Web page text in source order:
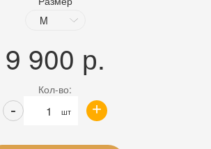
9 900 р.
Кол-во:
шт +
-